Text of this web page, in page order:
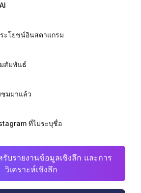
ะโยชน์อินสตาแกรม
สัมพันธ์
ชมมาแล้ว
ที่ไม่ระบุชื่อ
บรายงานข้อมูลเชิงลึก และการ
วิเคราะห์เชิงลึก